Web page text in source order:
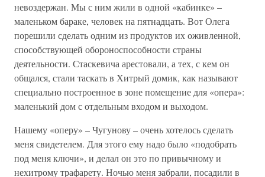
невоздержан. Мы с ним жили в одной «кабинке» –
маленьком бараке, человек на пятнадцать. Вот Олега
порешили сделать одним из продуктов их оживленной,
способствующей обороноспособности страны
деятельности. Стаскевича арестовали, а тех, с кем он
общался, стали таскать в Хитрый домик, как называют
специально построенное в зоне помещение для «опера»:
маленький дом с отдельным входом и выходом.
Нашему «оперу» – Чугунову – очень хотелось сделать
меня свидетелем. Для этого ему надо было «подобрать
под меня ключи», и делал он это по привычному и
нехитрому трафарету. Ночью меня забрали, посадили в